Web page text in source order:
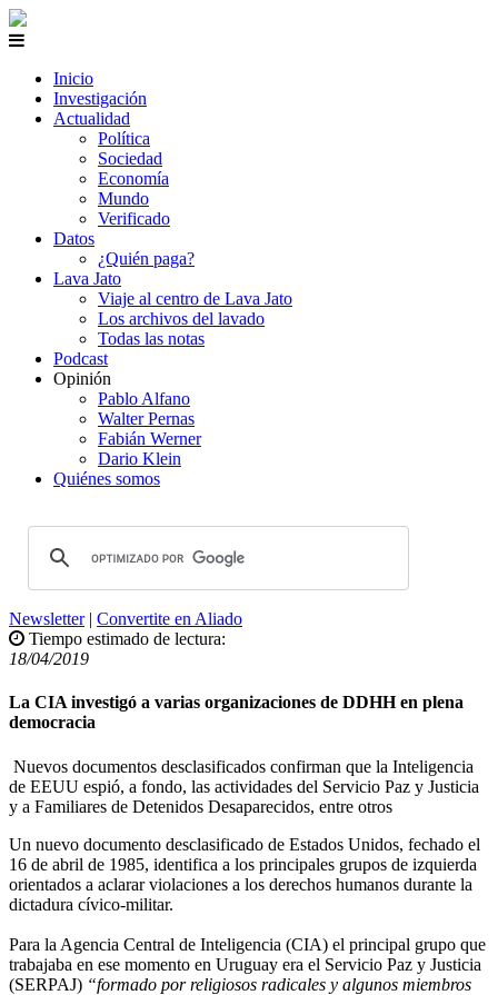
Inicio
Investigación
Actualidad
Política
Sociedad
Economía
Mundo
Verificado
Datos
¿Quién paga?
Lava Jato
Viaje al centro de Lava Jato
Los archivos del lavado
Todas las notas
Podcast
Opinión
Pablo Alfano
Walter Pernas
Fabián Werner
Dario Klein
Quiénes somos
Newsletter| Convertite en Aliado
Tiempo estimado de lectura:
18/04/2019
La CIA investigó a varias organizaciones de DDHH en plena
democracia
Nuevos documentos desclasificados confirman que la Inteligencia
de EEUU espió, a fondo, las actividades del Servicio Paz y Justicia
y a Familiares de Detenidos Desaparecidos, entre otros
Un nuevo documento desclasificado de Estados Unidos, fechado el
16 de abril de 1985, identifica a los principales grupos de izquierda
orientados a aclarar violaciones a los derechos humanos durante la
dictadura cívico-militar.
Para la Agencia Central de Inteligencia (CIA) el principal grupo que
trabajaba en ese momento en Uruguay era el Servicio Paz y Justicia
(SERPAJ) “formado por religiosos radicales y algunos miembros